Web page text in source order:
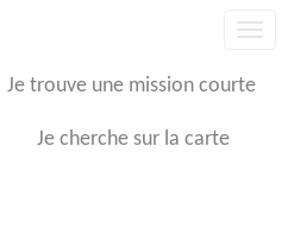
Je trouve une mission courte
Je cherche sur la carte